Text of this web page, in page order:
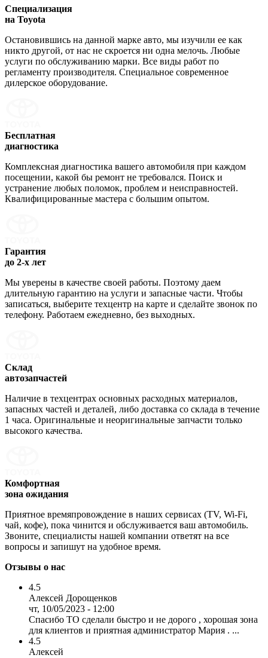
Специализация
на Toyota
Остановившись на данной марке авто, мы изучили ее как
никто другой, от нас не скроется ни одна мелочь. Любые
услуги по обслуживанию марки. Все виды работ по
регламенту производителя. Специальное современное
дилерское оборудование.
Бесплатная
диагностика
Комплексная диагностика вашего автомобиля при каждом
посещении, какой бы ремонт не требовался. Поиск и
устранение любых поломок, проблем и неисправностей.
Квалифицированные мастера с большим опытом.
Гарантия
до 2-х лет
Мы уверены в качестве своей работы. Поэтому даем
длительную гарантию на услуги и запасные части. Чтобы
записаться, выберите техцентр на карте и сделайте звонок по
телефону. Работаем ежедневно, без выходных.
Склад
автозапчастей
Наличие в техцентрах основных расходных материалов,
запасных частей и деталей, либо доставка со склада в течение
1 часа. Оригинальные и неоригинальные запчасти только
высокого качества.
Комфортная
зона ожидания
Приятное времяпровождение в наших сервисах (TV, Wi-Fi,
чай, кофе), пока чинится и обслуживается ваш автомобиль.
Звоните, специалисты нашей компании ответят на все
вопросы и запишут на удобное время.
Отзывы о нас
4.5
Алексей Дорощенков
чт, 10/05/2023 - 12:00
Спасибо ТО сделали быстро и не дорого , хорошая зона
для клиентов и приятная администратор Мария . ...
4.5
Алексей